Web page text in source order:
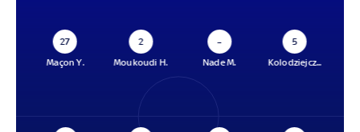
27
Maçon Y.
2
Moukoudi H.
–
Nade M.
5
Kolodziejcz...